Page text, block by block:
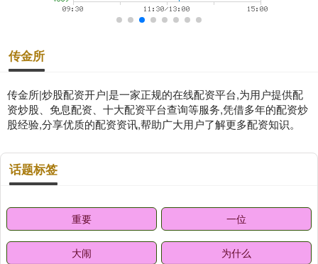
传金所
传金所|炒股配资开户|是一家正规的在线配资平台,为用户提供配
资炒股、免息配资、十大配资平台查询等服务,凭借多年的配资炒
股经验,分享优质的配资资讯,帮助广大用户了解更多配资知识。
话题标签
重要 一位
大闹 为什么